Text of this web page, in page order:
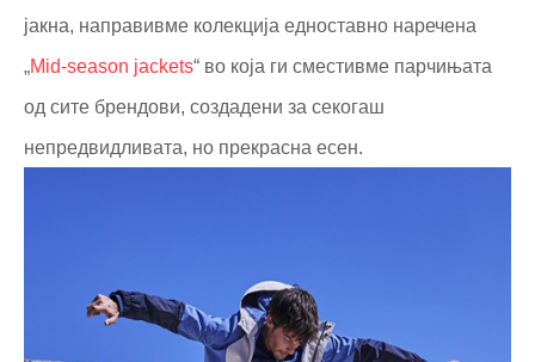
јакна, направивме колекција едноставно наречена
„Mid-season jackets“ во која ги сместивме парчињата
од сите брендови, создадени за секогаш
непредвидливата, но прекрасна есен.